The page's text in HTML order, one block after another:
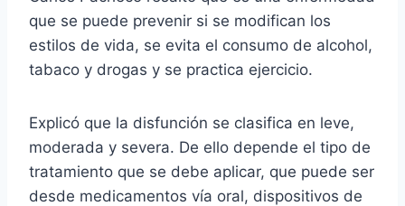
que se puede prevenir si se modifican los
estilos de vida, se evita el consumo de alcohol,
tabaco y drogas y se practica ejercicio.
Explicó que la disfunción se clasifica en leve,
moderada y severa. De ello depende el tipo de
tratamiento que se debe aplicar, que puede ser
desde medicamentos vía oral, dispositivos de